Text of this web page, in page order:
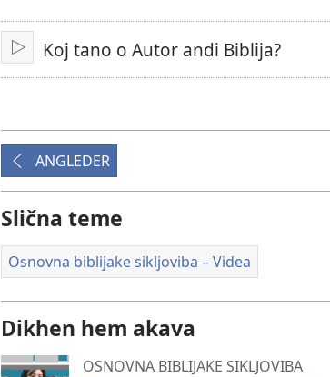
čhib
MukKoj tano o Autor andi Biblija?
ANGLEDER
Slična teme
Osnovna biblijake sikljoviba – Videa
Dikhen hem akava
OSNOVNA BIBLIJAKE SIKLJOVIBA